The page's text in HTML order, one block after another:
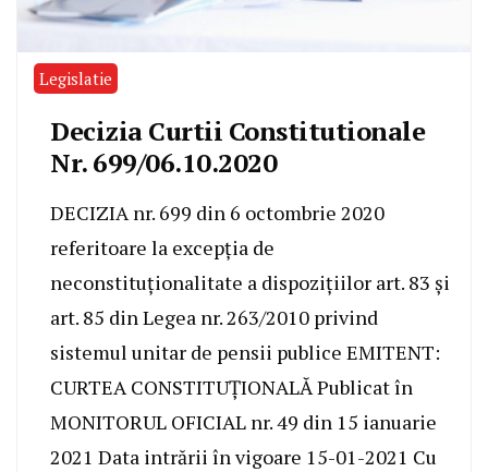
Legislatie
Decizia Curtii Constitutionale
Nr. 699/06.10.2020
DECIZIA nr. 699 din 6 octombrie 2020
referitoare la excepția de
neconstituționalitate a dispozițiilor art. 83 și
art. 85 din Legea nr. 263/2010 privind
sistemul unitar de pensii publice EMITENT:
CURTEA CONSTITUȚIONALĂ Publicat în
MONITORUL OFICIAL nr. 49 din 15 ianuarie
2021 Data intrării în vigoare 15-01-2021 Cu